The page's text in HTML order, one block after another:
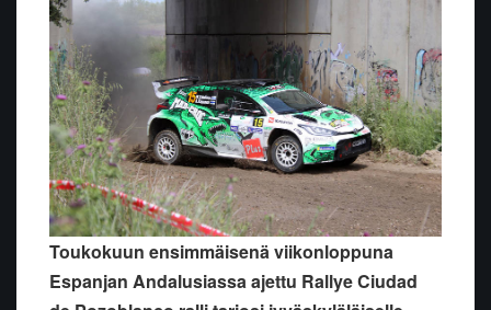
Toukokuun ensimmäisenä viikonloppuna
Espanjan Andalusiassa ajettu Rallye Ciudad